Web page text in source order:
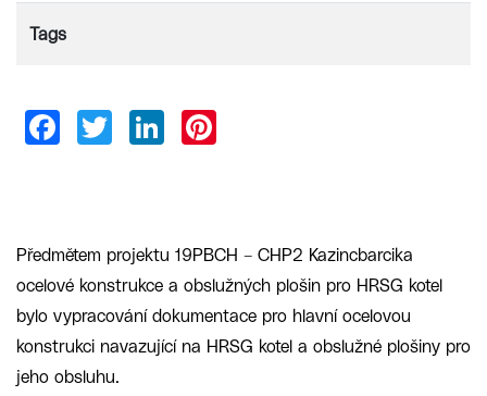
Tags
Předmětem projektu 19PBCH – CHP2 Kazincbarcika
ocelové konstrukce a obslužných plošin pro HRSG kotel
bylo vypracování dokumentace pro hlavní ocelovou
konstrukci navazující na HRSG kotel a obslužné plošiny pro
jeho obsluhu.